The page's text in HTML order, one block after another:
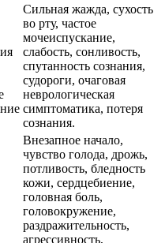
Сильная жажда, сухость
во рту, частое
мочеиспускание,
слабость, сонливость,
спутанность сознания,
судороги, очаговая
неврологическая
симптоматика, потеря
сознания.
Внезапное начало,
чувство голода, дрожь,
потливость, бледность
кожи, сердцебиение,
головная боль,
головокружение,
раздражительность,
агрессивность,